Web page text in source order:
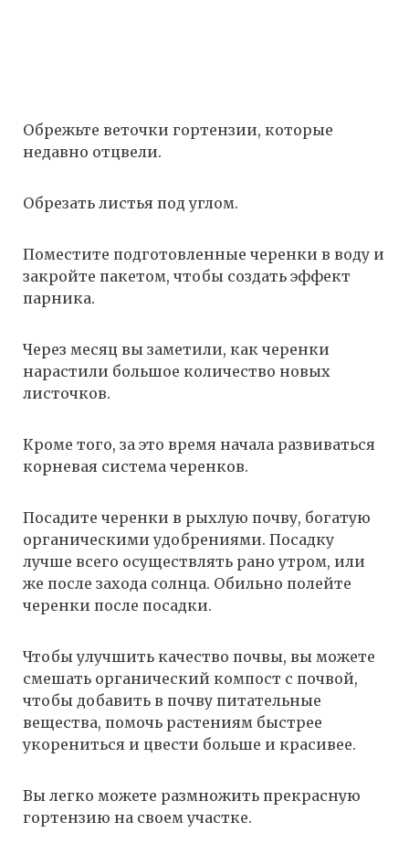
Обрежьте веточки гортензии, которые
недавно отцвели.
Обрезать листья под углом.
Поместите подготовленные черенки в воду и
закройте пакетом, чтобы создать эффект
парника.
Через месяц вы заметили, как черенки
нарастили большое количество новых
листочков.
Кроме того, за это время начала развиваться
корневая система черенков.
Посадите черенки в рыхлую почву, богатую
органическими удобрениями. Посадку
лучше всего осуществлять рано утром, или
же после захода солнца. Обильно полейте
черенки после посадки.
Чтобы улучшить качество почвы, вы можете
смешать органический компост с почвой,
чтобы добавить в почву питательные
вещества, помочь растениям быстрее
укорениться и цвести больше и красивее.
Вы легко можете размножить прекрасную
гортензию на своем участке.